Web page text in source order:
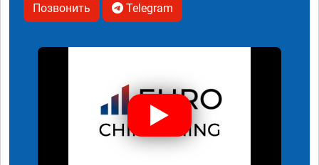
Позвонить Telegram